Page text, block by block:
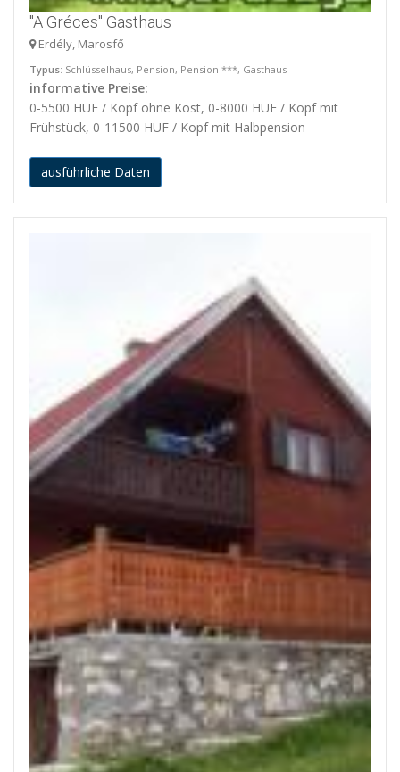
"A Gréces" Gasthaus
Erdély, Marosfő
Typus: Schlüsselhaus, Pension, Pension ***, Gasthaus
informative Preise:
0-5500 HUF / Kopf ohne Kost, 0-8000 HUF / Kopf mit
Frühstück, 0-11500 HUF / Kopf mit Halbpension
ausführliche Daten